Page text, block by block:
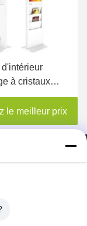
cristaux
de
22
meilleur prix
de
CO.,